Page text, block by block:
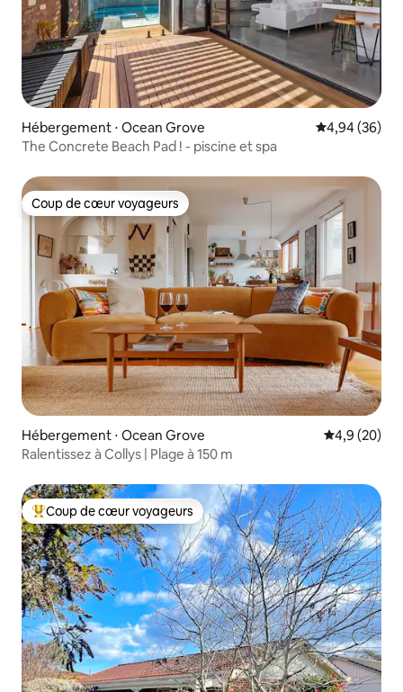
Hébergement ⋅ Ocean Grove Évaluation
4,94 (36)
The Concrete Beach Pad ! - piscine et spa
Coup de cœur voyageurs
Coup de cœur voyageurs
Hébergement ⋅ Ocean Grove Évaluation
4,9 (20)
Ralentissez à Collys | Plage à 150 m
Coups de cœur voyageurs les plus appréciés
Coup de cœur voyageurs